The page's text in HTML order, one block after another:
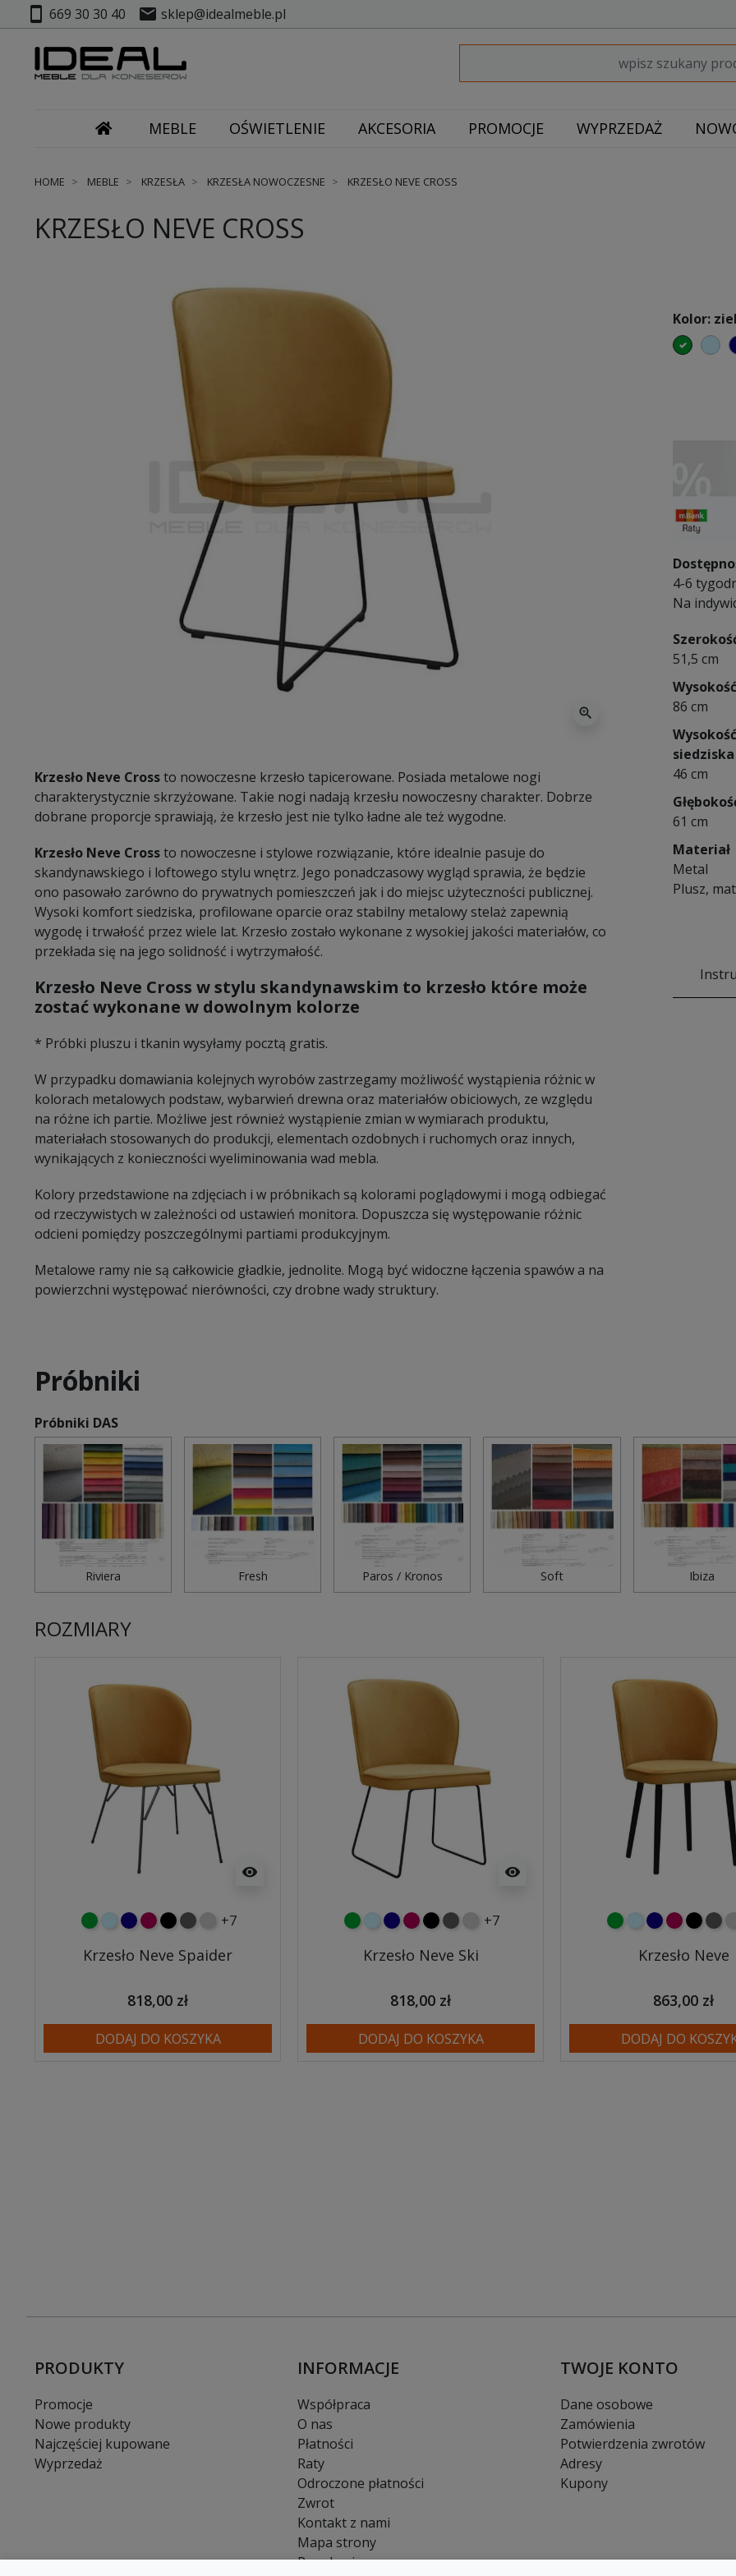
smartphone 669 30 30 40 mail sklep@idealmeble.pl
MEBLE OŚWIETLENIE AKCESORIA PROMOCJE WYPRZEDAŻ
HOME MEBLE KRZESŁA KRZESŁA NOWOCZESNE KRZESŁO NEVE CROSS
KRZESŁO NEVE CROSS
zoom_in
Krzesło Neve Crossto nowoczesne krzesło tapicerowane. Posiada metalowe nogi
charakterystycznie skrzyżowane. Takie nogi nadają krzesłu nowoczesny charakter. Dobrze
dobrane proporcje sprawiają, że krzesło jest nie tylko ładne ale też wygodne.
Krzesło Neve Crossto nowoczesne i stylowe rozwiązanie, które idealnie pasuje do
skandynawskiego i loftowego stylu wnętrz. Jego ponadczasowy wygląd sprawia, że będzie
ono pasowało zarówno do prywatnych pomieszczeń jak i do miejsc użyteczności publicznej.
Wysoki komfort siedziska, profilowane oparcie oraz stabilny metalowy stelaż zapewnią
wygodę i trwałość przez wiele lat. Krzesło zostało wykonane z wysokiej jakości materiałów, co
przekłada się na jego solidność i wytrzymałość.
Krzesło Neve Cross w stylu skandynawskim to krzesło które może
zostać wykonane w dowolnym kolorze
* Próbki pluszu i tkanin wysyłamy pocztą gratis.
W przypadku domawiania kolejnych wyrobów zastrzegamy możliwość wystąpienia różnic w
kolorach metalowych podstaw, wybarwień drewna oraz materiałów obiciowych, ze względu
na różne ich partie. Możliwe jest również wystąpienie zmian w wymiarach produktu,
materiałach stosowanych do produkcji, elementach ozdobnych i ruchomych oraz innych,
wynikających z konieczności wyeliminowania wad mebla.
Kolory przedstawione na zdjęciach i w próbnikach są kolorami poglądowymi i mogą odbiegać
od rzeczywistych w zależności od ustawień monitora. Dopuszcza się występowanie różnic
odcieni pomiędzy poszczególnymi partiami produkcyjnym.
Metalowe ramy nie są całkowicie gładkie, jednolite. Mogą być widoczne łączenia spawów a na
powierzchni występować nierówności, czy drobne wady struktury.
Kolor:
zielony
4-6
Na
51,5 cm
Wysokość
86 cm
Wysokość
siedziska
46 cm
61 cm
Materiał
Metal
Plusz,
Próbniki
Próbniki DAS
Riviera Fresh Paros / Kronos Soft Ibiza
ROZMIARY
visibility
zielonybłękitnygranatowy
malinowy
czarnyciemno szary
jasnoszary
+7
Krzesło Neve Spaider
818,00 zł
DODAJ DO KOSZYKA
visibility
zielonybłękitnygranatowy
malinowy
czarnyciemno szary
jasnoszary
+7
Krzesło Neve Ski
818,00 zł
DODAJ DO KOSZYKA
zielonybłękitnygranatowy
malinowy
czarny
Krzesło Neve
863,00 zł
DODAJ DO
PRODUKTY
Promocje
Nowe produkty
Najczęściej kupowane
Wyprzedaż
INFORMACJE
Współpraca
O nas
Płatności
Raty
Odroczone płatności
Zwrot
Kontakt z nami
Mapa strony
Regulamin
TWOJE KONTO
Dane osobowe
Zamówienia
Potwierdzenia zwrotów
Adresy
Kupony